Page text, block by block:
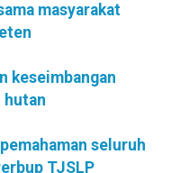
masyarakat
keseimbangan
hutan
seluruh
TJSLP